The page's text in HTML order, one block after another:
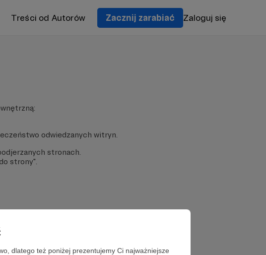
dlatego też poniżej prezentujemy Ci najważniejsze
Treści od Autorów Zacznij zarabiać Zaloguj się
odwiedzanych witryn.
stronach.
strony".